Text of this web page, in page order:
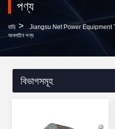
পণ্য
বাড়ি >
Jiangsu Net Power Equipment
অনলাইন পণ্য
বিভাগসমূহ